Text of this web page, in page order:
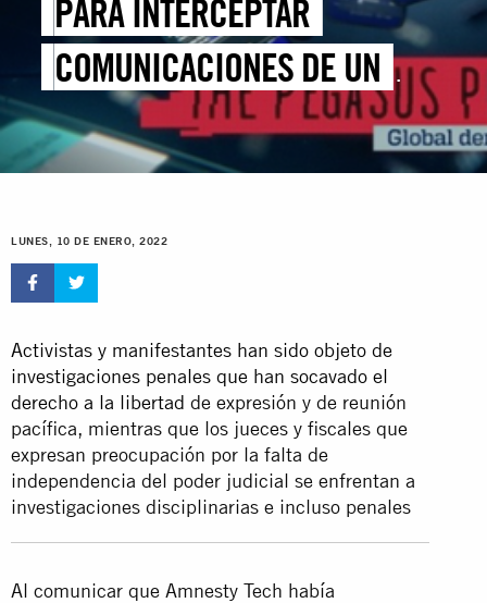
PARA INTERCEPTAR
COMUNICACIONES DE UN
POLÍTICO PONE DE
MANIFIESTO LA AMENAZA
PARA LA SOCIEDAD CIVIL
LUNES, 10 DE ENERO, 2022
Activistas y manifestantes han sido objeto de
investigaciones penales que han socavado el
derecho a la libertad de expresión y de reunión
pacífica, mientras que los jueces y fiscales que
expresan preocupación por la falta de
independencia del poder judicial se enfrentan a
investigaciones disciplinarias e incluso penales
Al comunicar que Amnesty Tech había